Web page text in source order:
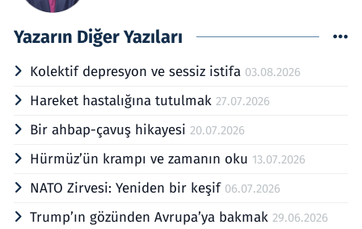
Yazarın Diğer Yazıları
Kolektif depresyon ve sessiz istifa 03.08.2026
Hareket hastalığına tutulmak 27.07.2026
Bir ahbap-çavuş hikayesi 20.07.2026
Hürmüz’ün krampı ve zamanın oku 13.07.2026
NATO Zirvesi: Yeniden bir keşif 06.07.2026
Trump’ın gözünden Avrupa’ya bakmak 29.06.2026